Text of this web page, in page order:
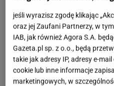
jeśli wyrazisz zgodę klikając
oraz jej Zaufani Partnerzy, w
IAB, jak również Agora S.A.
Gazeta.pl sp. z o.o., będą
takie jak adresy IP, adresy e-
cookie lub inne informacje
marketingowych, w